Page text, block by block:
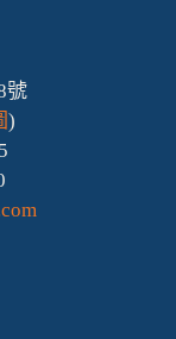
號
)